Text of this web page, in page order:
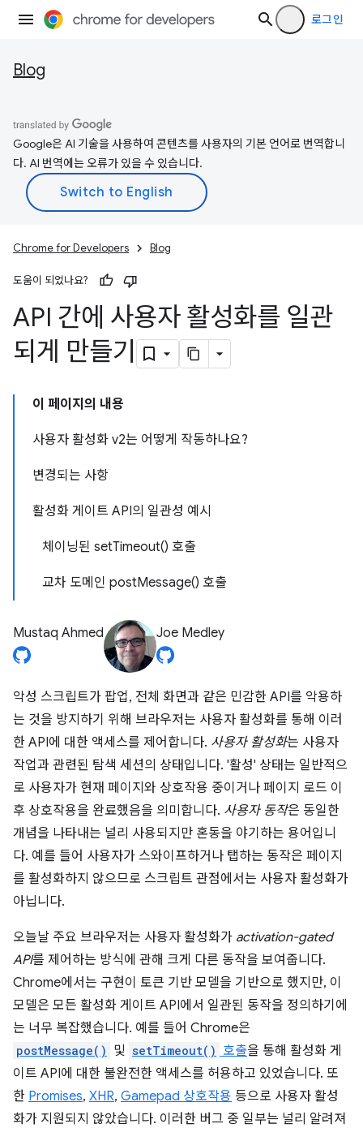
로그인
Blog
Google은 AI 기술을 사용하여 콘텐츠를 사용자의 기본 언어로 번역합니
다. AI 번역에는 오류가 있을 수 있습니다.
Chrome for Developers Blog
도움이 되었나요?
API 간에 사용자 활성화를 일관
되게 만들기
이 페이지의 내용
사용자 활성화 v2는 어떻게 작동하나요?
변경되는 사항
활성화 게이트 API의 일관성 예시
체이닝된 setTimeout() 호출
교차 도메인 postMessage() 호출
Mustaq Ahmed Joe Medley
악성 스크립트가 팝업, 전체 화면과 같은 민감한 API를 악용하
는 것을 방지하기 위해 브라우저는 사용자 활성화를 통해 이러
한 API에 대한 액세스를 제어합니다. 사용자 활성화는 사용자
작업과 관련된 탐색 세션의 상태입니다. '활성' 상태는 일반적으
로 사용자가 현재 페이지와 상호작용 중이거나 페이지 로드 이
후 상호작용을 완료했음을 의미합니다. 사용자 동작은 동일한
개념을 나타내는 널리 사용되지만 혼동을 야기하는 용어입니
다. 예를 들어 사용자가 스와이프하거나 탭하는 동작은 페이지
를 활성화하지 않으므로 스크립트 관점에서는 사용자 활성화가
아닙니다.
오늘날 주요 브라우저는 사용자 활성화가 activation-gated
API를 제어하는 방식에 관해 크게 다른 동작을 보여줍니다.
Chrome에서는 구현이 토큰 기반 모델을 기반으로 했지만, 이
모델은 모든 활성화 게이트 API에서 일관된 동작을 정의하기에
는 너무 복잡했습니다. 예를 들어 Chrome은
postMessage() 및 setTimeout() 호출을 통해 활성화 게
이트 API에 대한 불완전한 액세스를 허용하고 있었습니다. 또
한 Promises, XHR, Gamepad 상호작용 등으로 사용자 활성
화가 지원되지 않았습니다. 이러한 버그 중 일부는 널리 알려져